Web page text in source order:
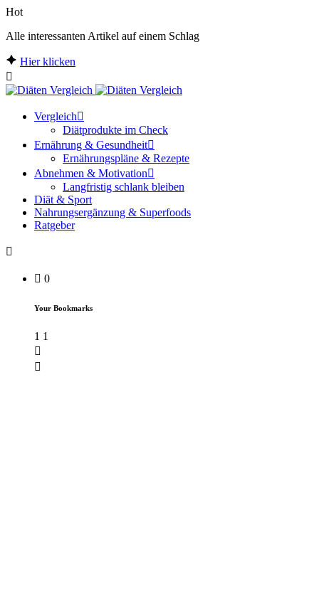
Hot
Alle interessanten Artikel auf einem Schlag
Hier klicken
Vergleich
Diätprodukte im Check
Ernährung & Gesundheit
Ernährungspläne & Rezepte
Abnehmen & Motivation
Langfristig schlank bleiben
Diät & Sport
Nahrungsergänzung & Superfoods
Ratgeber
0
Your Bookmarks
1 1